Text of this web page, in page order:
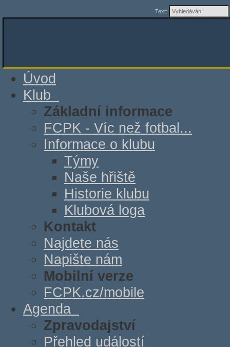
Text:
Úvod
Klub
Základní informace
FCPK - Víc než fotbal...
Informace o klubu
Týmy
Naše hřiště
Historie klubu
Klubová loga
Kontakt
Najdete nás
Napište nám
Mobilní verze
FCPK.cz/mobile
Agenda
Zpravodajství
Přehled událostí